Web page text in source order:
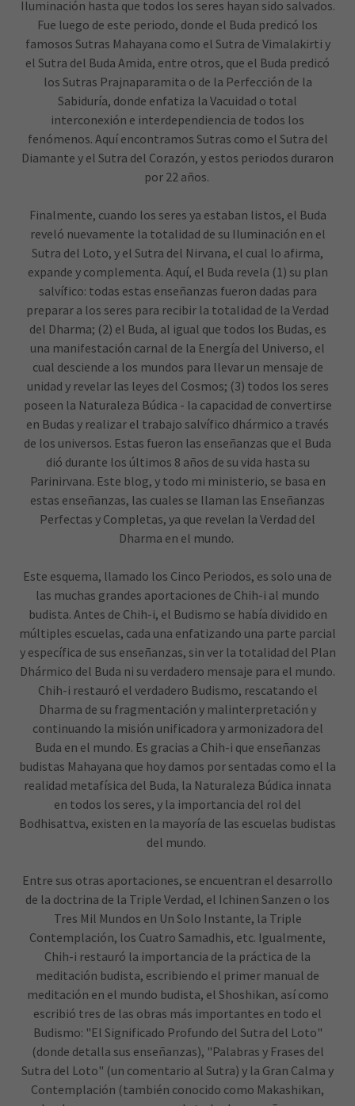
Iluminación hasta que todos los seres hayan sido salvados.
Fue luego de este periodo, donde el Buda predicó los
famosos Sutras Mahayana como el Sutra de Vimalakirti y
el Sutra del Buda Amida, entre otros, que el Buda predicó
los Sutras Prajnaparamita o de la Perfección de la
Sabiduría, donde enfatiza la Vacuidad o total
interconexión e interdependiencia de todos los
fenómenos. Aquí encontramos Sutras como el Sutra del
Diamante y el Sutra del Corazón, y estos periodos duraron
por 22 años.
Finalmente, cuando los seres ya estaban listos, el Buda
reveló nuevamente la totalidad de su Iluminación en el
Sutra del Loto, y el Sutra del Nirvana, el cual lo afirma,
expande y complementa. Aquí, el Buda revela (1) su plan
salvífico: todas estas enseñanzas fueron dadas para
preparar a los seres para recibir la totalidad de la Verdad
del Dharma; (2) el Buda, al igual que todos los Budas, es
una manifestación carnal de la Energía del Universo, el
cual desciende a los mundos para llevar un mensaje de
unidad y revelar las leyes del Cosmos; (3) todos los seres
poseen la Naturaleza Búdica - la capacidad de convertirse
en Budas y realizar el trabajo salvífico dhármico a través
de los universos. Estas fueron las enseñanzas que el Buda
dió durante los últimos 8 años de su vida hasta su
Parinirvana. Este blog, y todo mi ministerio, se basa en
estas enseñanzas, las cuales se llaman las Enseñanzas
Perfectas y Completas, ya que revelan la Verdad del
Dharma en el mundo.
Este esquema, llamado los Cinco Periodos, es solo una de
las muchas grandes aportaciones de Chih-i al mundo
budista. Antes de Chih-i, el Budismo se había dividido en
múltiples escuelas, cada una enfatizando una parte parcial
y específica de sus enseñanzas, sin ver la totalidad del Plan
Dhármico del Buda ni su verdadero mensaje para el mundo.
Chih-i restauró el verdadero Budismo, rescatando el
Dharma de su fragmentación y malinterpretación y
continuando la misión unificadora y armonizadora del
Buda en el mundo. Es gracias a Chih-i que enseñanzas
budistas Mahayana que hoy damos por sentadas como el la
realidad metafísica del Buda, la Naturaleza Búdica innata
en todos los seres, y la importancia del rol del
Bodhisattva, existen en la mayoría de las escuelas budistas
del mundo.
Entre sus otras aportaciones, se encuentran el desarrollo
de la doctrina de la Triple Verdad, el Ichinen Sanzen o los
Tres Mil Mundos en Un Solo Instante, la Triple
Contemplación, los Cuatro Samadhis, etc. Igualmente,
Chih-i restauró la importancia de la práctica de la
meditación budista, escribiendo el primer manual de
meditación en el mundo budista, el Shoshikan, así como
escribió tres de las obras más importantes en todo el
Budismo: "El Significado Profundo del Sutra del Loto"
(donde detalla sus enseñanzas), "Palabras y Frases del
Sutra del Loto" (un comentario al Sutra) y la Gran Calma y
Contemplación (también conocido como Makashikan,